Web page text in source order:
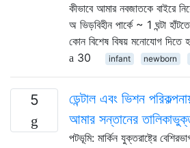
কীভাবে আমার নবজাতকে বাইরে
অ ভিড়বিহীন পার্কে ~ 1 ঘন্টা
কোন বিশেষ বিষয় মনোযোগ দিতে
30
infant newborn
5
ডেন্টাল এবং ভিশন
আমার সন্তানের
পটভূমি: মার্কিন যুক্তরাষ্ট্রে